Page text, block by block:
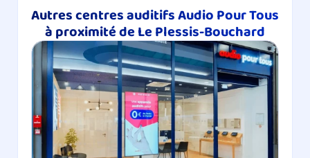
Autres centres auditifs Audio Pour Tous
à proximité de Le Plessis-Bouchard